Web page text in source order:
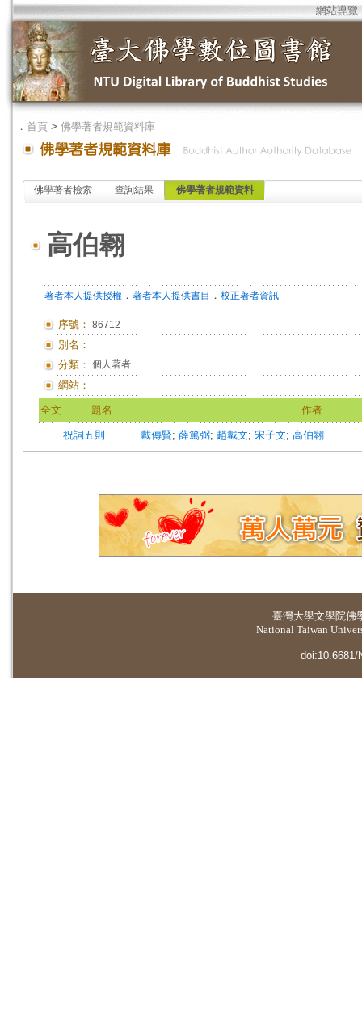
網站導覽
． 首頁 > 佛學著者規範資料庫
佛學著者檢索 查詢結果 佛學著者規範資料
高伯翱
著者本人提供授權 ． 著者本人提供書目 ． 校正著者資訊
序號： 86712
別名：
分類： 個人著者
網站：
全文 題名 作者
祝詞五則 戴傳賢; 薛篤弼; 趙戴文; 宋子文; 高伯翱
臺灣大學文學院佛
National Taiwan
doi:10.6681/